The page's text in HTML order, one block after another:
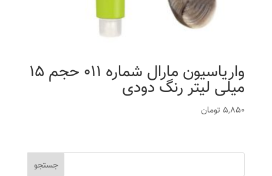
واریاسیون مارال شماره 011 حجم 15
میلی لیتر رنگ دودی
5,850 تومان